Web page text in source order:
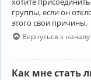
группы, если он
этого свои причины.
Вернуться к началу
Как мне стать